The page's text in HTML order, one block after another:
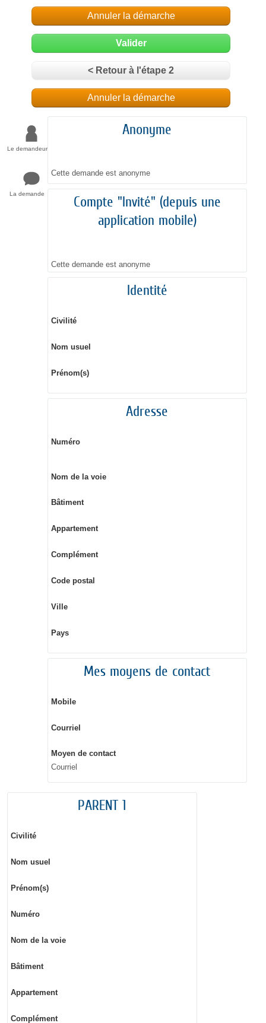
Annuler la démarche
Valider
< Retour à l'étape 2
Annuler la démarche
Le demandeur
La demande
Anonyme
Cette demande est anonyme
Compte "Invité" (depuis une
application mobile)
Cette demande est anonyme
Identité
Civilité
Nom usuel
Prénom(s)
Adresse
Numéro
Nom de la voie
Bâtiment
Appartement
Complément
Code postal
Ville
Pays
Mes moyens de contact
Mobile
Courriel
Moyen de contact
Courriel
PARENT 1
Civilité
Nom usuel
Prénom(s)
Numéro
Nom de la voie
Bâtiment
Appartement
Complément